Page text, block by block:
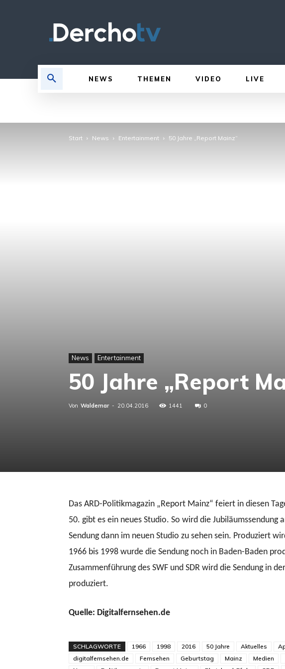
NEWS THEMEN VIDEO LIVE
Start News Entertainment 50 Jahre „Report Mainz“
News Entertainment
50 Jahre „Report
Von Waldemar - 20.04.2016 1441 0
Das ARD-Politikmagazin „Report Mainz“ feiert in diesen
50. gibt es ein neues Studio. So wird die Jubiläumssendung
Sendung dann im neuen Studio zu sehen sein. Produziert
1966 bis 1998 wurde die Sendung noch in Baden-Baden
Zusammenführung des SWF und SDR wird die Sendung in
produziert.
Quelle: Digitalfernsehen.de
SCHLAGWORTE 1966 1998 2016 50 Jahre Aktuelles
digitalfernsehen.de
Fernsehen Geburtstag Mainz Medien